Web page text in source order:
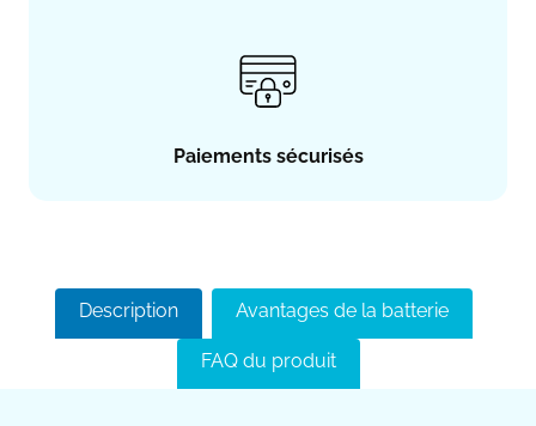
Paiements sécurisés
Description Avantages de la batterie
FAQ du produit